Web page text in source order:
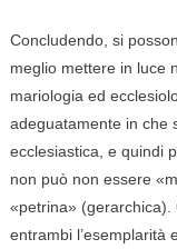
Concludendo, si
meglio mettere in luce
mariologia ed
adeguatamente in che
ecclesiastica, e quindi
non può non essere
«petrina» (gerarchica).
entrambi l’esemplarità